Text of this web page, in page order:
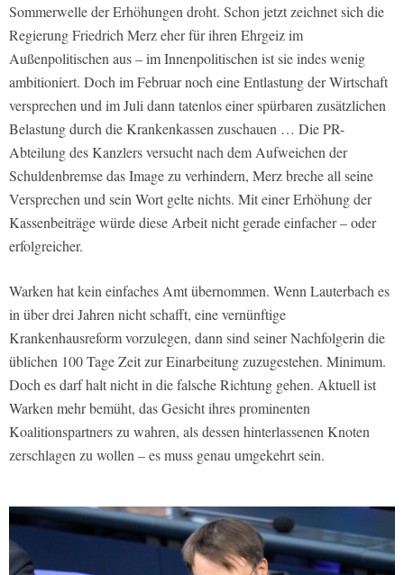
Sommerwelle der Erhöhungen droht. Schon jetzt zeichnet sich die
Regierung Friedrich Merz eher für ihren Ehrgeiz im
Außenpolitischen aus – im Innenpolitischen ist sie indes wenig
ambitioniert. Doch im Februar noch eine Entlastung der Wirtschaft
versprechen und im Juli dann tatenlos einer spürbaren zusätzlichen
Belastung durch die Krankenkassen zuschauen … Die PR-
Abteilung des Kanzlers versucht nach dem Aufweichen der
Schuldenbremse das Image zu verhindern, Merz breche all seine
Versprechen und sein Wort gelte nichts. Mit einer Erhöhung der
Kassenbeiträge würde diese Arbeit nicht gerade einfacher – oder
erfolgreicher.
Warken hat kein einfaches Amt übernommen. Wenn Lauterbach es
in über drei Jahren nicht schafft, eine vernünftige
Krankenhausreform vorzulegen, dann sind seiner Nachfolgerin die
üblichen 100 Tage Zeit zur Einarbeitung zuzugestehen. Minimum.
Doch es darf halt nicht in die falsche Richtung gehen. Aktuell ist
Warken mehr bemüht, das Gesicht ihres prominenten
Koalitionspartners zu wahren, als dessen hinterlassenen Knoten
zerschlagen zu wollen – es muss genau umgekehrt sein.